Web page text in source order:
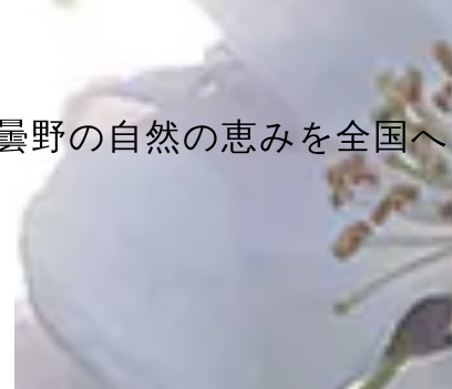
野の自然の恵みを全国へ